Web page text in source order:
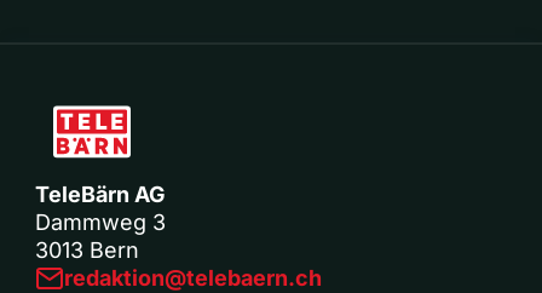
TeleBärn AG
Dammweg 3
3013 Bern
redaktion@telebaern.ch